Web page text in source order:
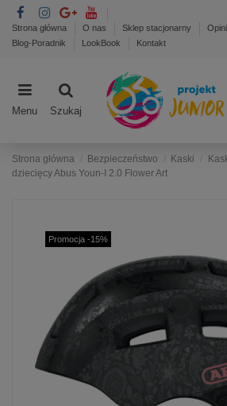
Strona główna O nas Sklep stacjonarny
Blog-Poradnik
LookBook Kontakt
Menu Szukaj
Strona główna Bezpieczeństwo Kaski
dziecięcy Abus Youn-I 2.0 Flower Art
Promocja -15%